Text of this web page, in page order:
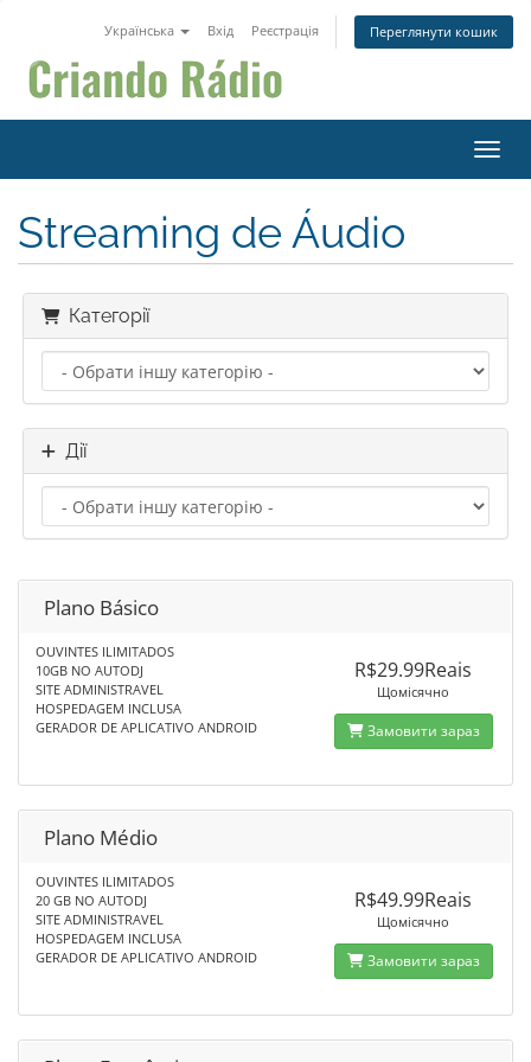
Українська Вхід Реєстрація Переглянути кошик
Streaming de Áudio
Категорії
Дії
Plano Básico
OUVINTES ILIMITADOS
10GB NO AUTODJ
SITE ADMINISTRAVEL
HOSPEDAGEM INCLUSA
GERADOR DE APLICATIVO ANDROID
R$29.99Reais
Щомісячно
Замовити зараз
Plano Médio
OUVINTES ILIMITADOS
20 GB NO AUTODJ
SITE ADMINISTRAVEL
HOSPEDAGEM INCLUSA
GERADOR DE APLICATIVO ANDROID
R$49.99Reais
Щомісячно
Замовити зараз